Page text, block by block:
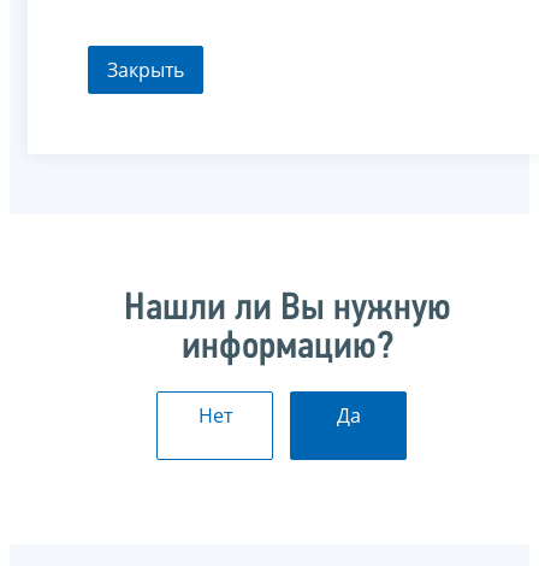
Закрыть
Нашли ли Вы нужную
информацию?
Нет Да